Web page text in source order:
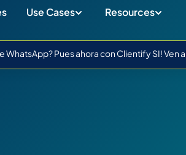
Use Cases Resources
Pues ahora con Clientify SI!